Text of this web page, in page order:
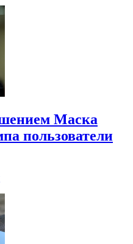
Маска
пользователи